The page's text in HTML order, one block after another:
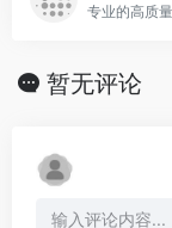
暂无评论